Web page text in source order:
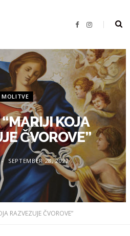
F
b
o
o
k
I
a
g
r
a
m
MOLITVE
KOJA
ČVOROVE”
SEPTEMBER 28, 2022
RAZVEZUJE ČVOROVE”